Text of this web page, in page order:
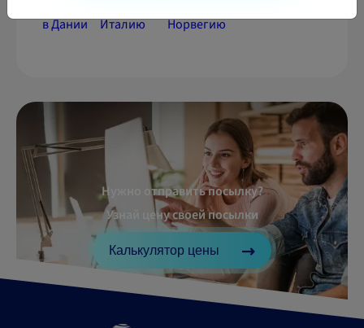
в Дании
Италию
Норвегию
Нужно отправить посылку?
Узнай цену своей посылки
Калькулятор цены